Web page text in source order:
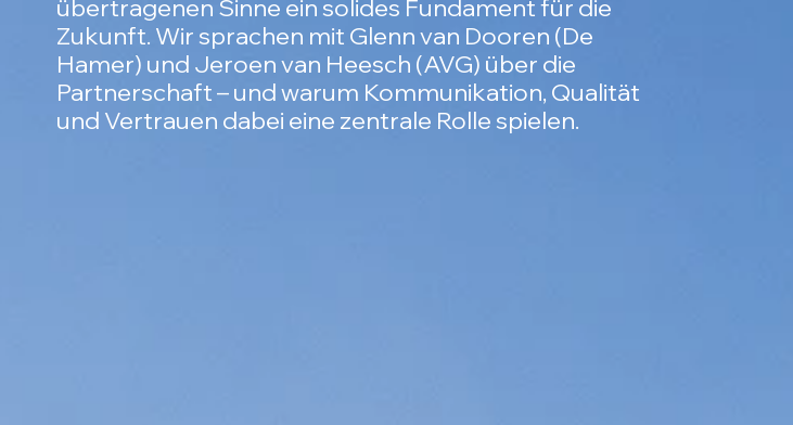
übertragenen Sinne ein solides Fundament für die
Zukunft. Wir sprachen mit Glenn van Dooren (De
Hamer) und Jeroen van Heesch (AVG) über die
Partnerschaft – und warum Kommunikation, Qualität
und Vertrauen dabei eine zentrale Rolle spielen.